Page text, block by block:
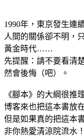
1990年，東京發生連
人間的關係卻不明，
黃金時代……
先提醒：請不要看清
然會後悔（吧）。
《腳本》的大綱很推
博客來也把這本書放
但是如果真的把這本
非你熱愛清涼院流水！